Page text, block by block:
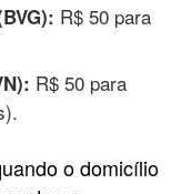
R$ 50 para
R$ 50 para
o domicílio